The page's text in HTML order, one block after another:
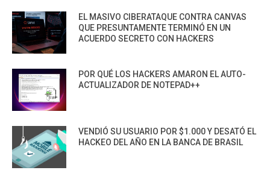
EL MASIVO CIBERATAQUE CONTRA CANVAS
QUE PRESUNTAMENTE TERMINÓ EN UN
ACUERDO SECRETO CON HACKERS
POR QUÉ LOS HACKERS AMARON EL AUTO-
ACTUALIZADOR DE NOTEPAD++
VENDIÓ SU USUARIO POR $1.000 Y DESATÓ EL
HACKEO DEL AÑO EN LA BANCA DE BRASIL